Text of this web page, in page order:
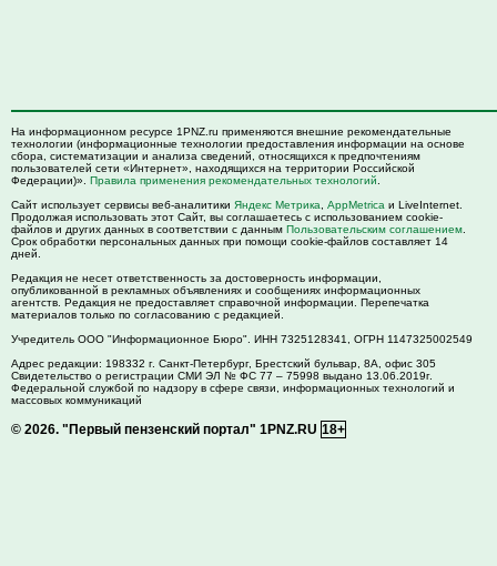
На информационном ресурсе 1PNZ.ru применяются внешние рекомендательные
технологии (информационные технологии предоставления информации на основе
сбора, систематизации и анализа сведений, относящихся к предпочтениям
пользователей сети «Интернет», находящихся на территории Российской
Федерации)». Правила применения рекомендательных технологий
Сайт использует сервисы веб-аналитики Яндекс Метрика AppMetrica и LiveInternet.
Продолжая использовать этот Сайт, вы соглашаетесь с использованием cookie-
файлов и других данных в соответствии с данным Пользовательским соглашением
Срок обработки персональных данных при помощи cookie-файлов составляет 14
дней.
Редакция не несет ответственность за достоверность информации,
опубликованной в рекламных объявлениях и сообщениях информационных
агентств. Редакция не предоставляет справочной информации. Перепечатка
материалов только по согласованию с редакцией.
Учредитель ООО "Информационное Бюро". ИНН 7325128341, ОГРН 1147325002549
Адрес редакции: 198332 г. Санкт-Петербург, Брестский бульвар, 8А, офис 305
Свидетельство о регистрации СМИ ЭЛ № ФС 77 – 75998 выдано 13.06.2019г.
Федеральной службой по надзору в сфере связи, информационных технологий и
массовых коммуникаций
© 2026. "Первый пензенский портал" 1PNZ.RU 18+